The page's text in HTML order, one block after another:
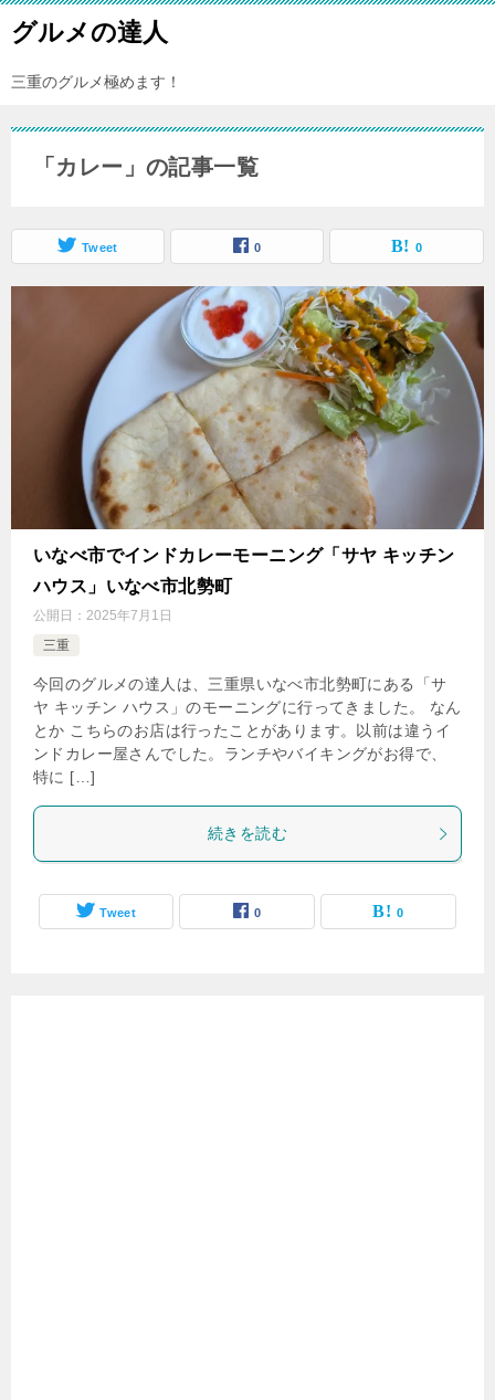
グルメの達人
三重のグルメ極めます！
「カレー」の記事一覧
Tweet 0 0
いなべ市でインドカレーモーニング「サヤ キッチン
ハウス」いなべ市北勢町
公開日： 2025年7月1日
三重
今回のグルメの達人は、三重県いなべ市北勢町にある「サ
ヤ キッチン ハウス」のモーニングに行ってきました。 なん
とか こちらのお店は行ったことがあります。以前は違うイ
ンドカレー屋さんでした。ランチやバイキングがお得で、
特に […]
続きを読む
Tweet 0 0